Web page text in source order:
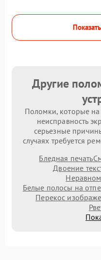
Другие
Поломки, которые
неисправность
серьезные
случаях требуется
Бледная печать
Двоение
Белые полосы на
Перекос